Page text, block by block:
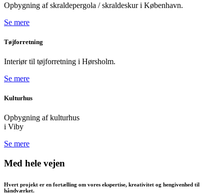
Opbygning af skraldepergola / skraldeskur i København.
Se mere
Tøjforretning
Interiør til tøjforretning i Hørsholm.
Se mere
Kulturhus
Opbygning af kulturhus
i Viby
Se mere
Med hele vejen
Hvert projekt er en fortælling om vores ekspertise, kreativitet og hengivenhed til
håndværket.